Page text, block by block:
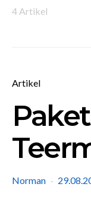
4 Artikel
Artikel
Norman